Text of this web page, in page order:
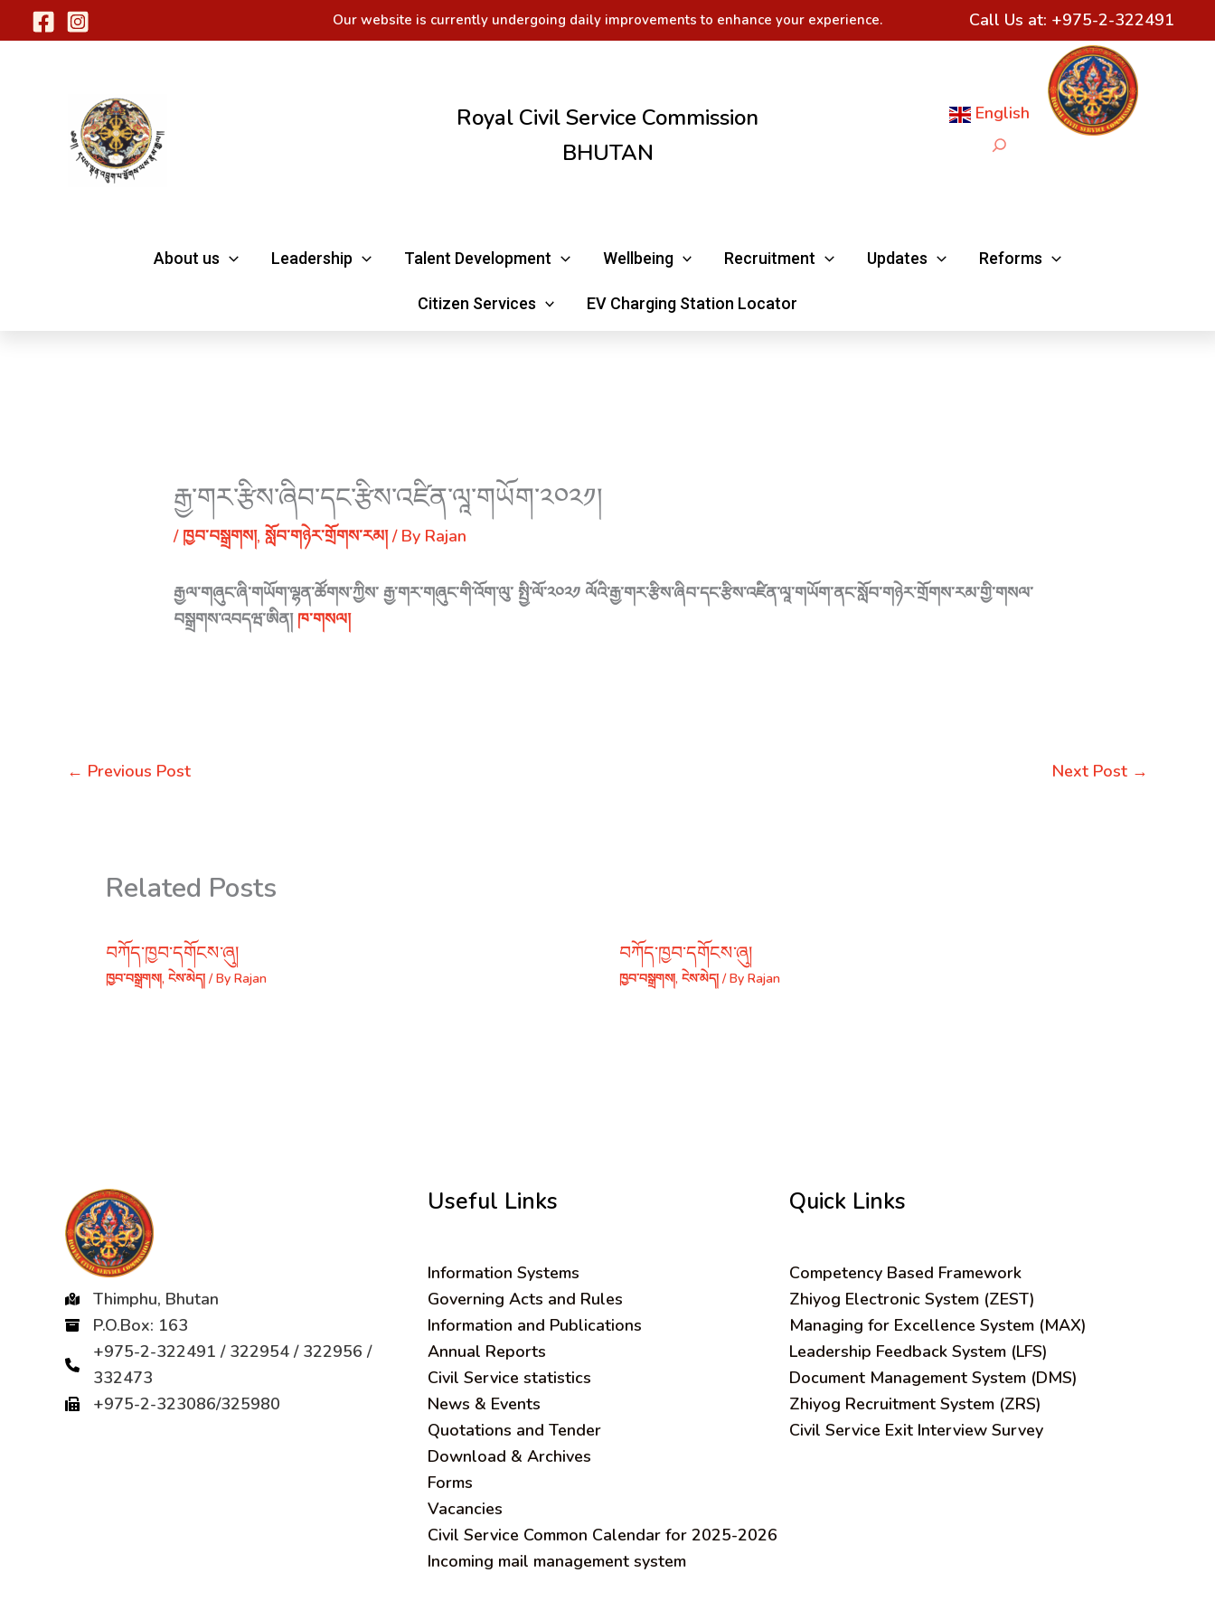
to
Our website is currently undergoing daily improvements to enhance your experience. Call Us at: +975-2-322491
Royal Civil Service Commission
BHUTAN
English
Search
About us Leadership Talent Development Wellbeing Recruitment Updates Reforms
Citizen Services EV Charging Station Locator
རྒྱ་གར་རྩིས་ཞིབ་དང་རྩིས་འཛིན་ལཱ་གཡོག་༢༠༢༡།
/ ཁྱབ་བསྒྲགས།,སློབ་གཉེར་གྲོགས་རམ།/ By Rajan
རྒྱལ་གཞུང་ཞི་གཡོག་ལྷན་ཚོགས་ཀྱིས་ རྒྱ་གར་གཞུང་གི་འོག་ལུ་ སྤྱི་ལོ་༢༠༢༡ ལོའི་རྒྱ་གར་རྩིས་ཞིབ་དང་རྩིས་འཛིན་ལཱ་གཡོག་ནང་སློབ་གཉེར་གྲོགས་རམ་གྱི་གསལ་
བསྒྲགས་འབདཝ་ཨིན།ཁ་གསལ།
← Previous Post Next Post →
Related Posts
བཀོད་ཁྱབ་དགོངས་ཞུ།
ཁྱབ་བསྒྲགས།, ངེས་མེད། / By Rajan
བཀོད་ཁྱབ་དགོངས་ཞུ།
ཁྱབ་བསྒྲགས།, ངེས་མེད།/ By Rajan
Thimphu, Bhutan
P.O.Box: 163
+975-2-322491 / 322954 / 322956 /
332473
+975-2-323086/325980
Useful Links
Information Systems
Governing Acts and Rules
Information and Publications
Annual Reports
Civil Service statistics
News & Events
Quotations and Tender
Download & Archives
Forms
Vacancies
Civil Service Common Calendar for 2025-2026
Incoming mail management system
Quick Links
Competency Based Framework
Zhiyog Electronic System (ZEST)
Managing for Excellence System (MAX)
Leadership Feedback System (LFS)
Document Management System (DMS)
Zhiyog Recruitment System (ZRS)
Civil Service Exit Interview Survey